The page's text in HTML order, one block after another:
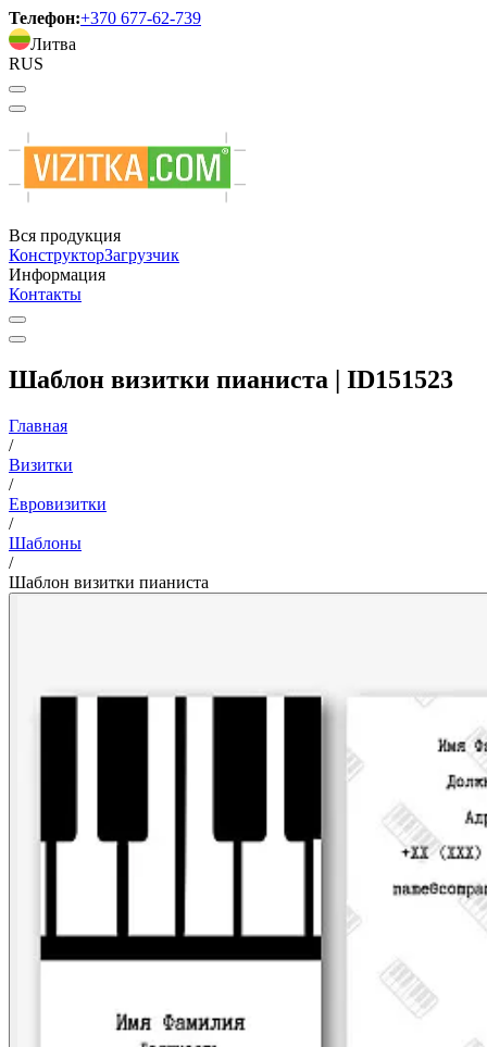
Телефон:+370 677-62-739
Литва
RUS
Вся продукция
КонструкторЗагрузчик
Информация
Контакты
Шаблон визитки пианиста | ID151523
Главная
/
Визитки
/
Евровизитки
/
Шаблоны
/
Шаблон визитки пианиста